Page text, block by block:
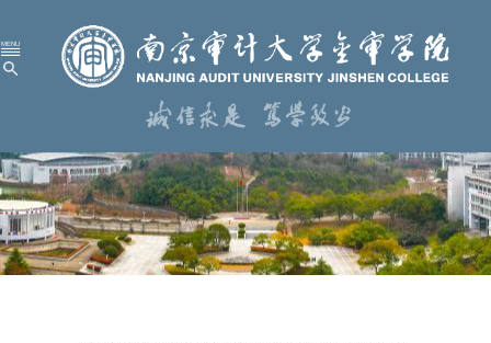
学校概况
机构设置
人才培养